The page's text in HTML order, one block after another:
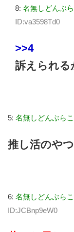
8: 名無しどんぶら
ID:va3598Td0
>>4
訴えられる
5: 名無しどんぶらこ
推し活のや
6: 名無しどんぶらこ
ID:JCBnp9eW0